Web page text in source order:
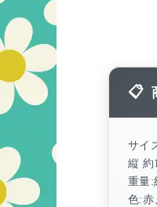
サイ
縦 約
重量:
色:赤